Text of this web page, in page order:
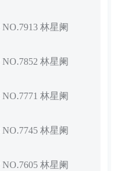
林星阑
林星阑
林星阑
林星阑
林星阑